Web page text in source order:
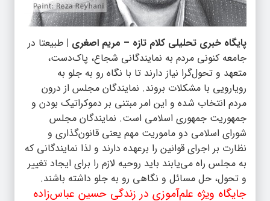
پایگاه خبری تحلیلی کلام تازه – مریم اصغری | طبیعتا در
جامعه کنونی مردم به نمایندگانی شجاع، پاک‌دست،
متعهد و تحول‌گرا نیاز دارند تا با نگاه رو به جلو به
رویارویی با مشکلات بروند. نمایندگان مجلس از درون
مردم انتخاب شده و این امر مبتنی بر دموکراتیک بودن و
جمهوریت جمهوری اسلامی است. نمایندگان مجلس
شورای اسلامی دو ماموریت مهم یعنی قانون‌گذاری و
نظارت بر اجرای قوانین را برعهده دارند و لذا نمایندگانی که
به مجلس راه می‌یابند باید روحیه لازم را برای ایجاد تغییر
و تحول، حل مسائل و نگاهی رو به جلو داشته باشند.
جایگاه ویژه علم‌آموزی در زندگی حسین عباس‌‌زاده